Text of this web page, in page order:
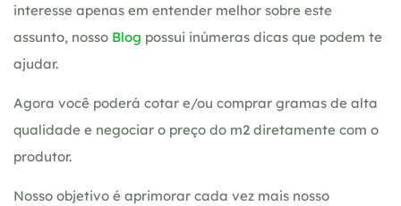
interesse apenas em entender melhor sobre este
assunto, nosso Blog possui inúmeras dicas que podem te
ajudar.
Agora você poderá cotar e/ou comprar gramas de alta
qualidade e negociar o preço do m2 diretamente com o
produtor.
Nosso objetivo é aprimorar cada vez mais nosso